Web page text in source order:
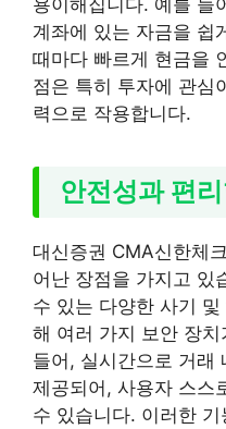
용이해집니다. 예를 들
계좌에 있는 자금을 쉽
때마다 빠르게 현금을
점은 특히 투자에 관심
력으로 작용합니다.
안전성과 편
대신증권 CMA신한체
어난 장점을 가지고 있
수 있는 다양한 사기
해 여러 가지 보안 장
들어, 실시간으로 거래
제공되어, 사용자 스스
수 있습니다. 이러한